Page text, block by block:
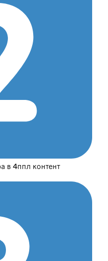
в 4ппл контент